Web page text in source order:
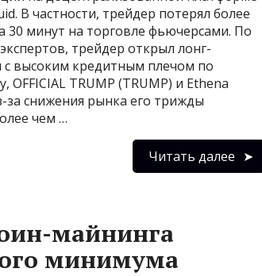
В частности, трейдер потерял более
30 минут на торговле фьючерсами. По
трейдер открыл лонг-
с высоким кредитным плечом по
OFFICIAL TRUMP (TRUMP) и Ethena
за снижения рынка его трижды
чем …
Читать далее
майнинга
минимума